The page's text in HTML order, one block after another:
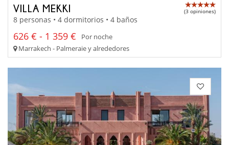
VILLA MEKKI (3 opiniones)
8 personas • 4 dormitorios • 4 baños
626 € - 1 359 €
Por noche
Marrakech - Palmeraie y alrededores